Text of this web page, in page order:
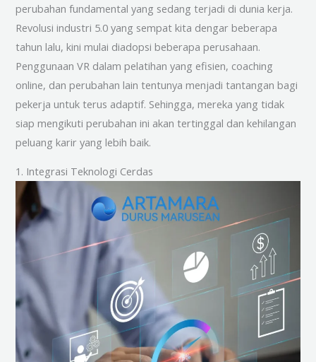
perubahan fundamental yang sedang terjadi di dunia kerja.
Revolusi industri 5.0 yang sempat kita dengar beberapa
tahun lalu, kini mulai diadopsi beberapa perusahaan.
Penggunaan VR dalam pelatihan yang efisien, coaching
online, dan perubahan lain tentunya menjadi tantangan bagi
pekerja untuk terus adaptif. Sehingga, mereka yang tidak
siap mengikuti perubahan ini akan tertinggal dan kehilangan
peluang karir yang lebih baik.
1. Integrasi Teknologi Cerdas